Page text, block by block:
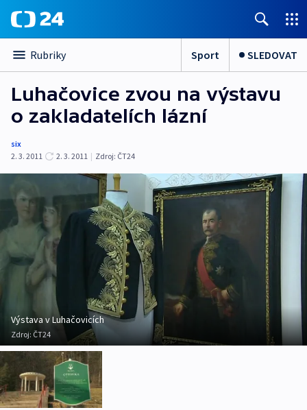
Rubriky Sport SLEDOVAT
Luhačovice zvou na výstavu
o zakladatelích lázní
six
2. 3. 2011
2. 3. 2011 | Zdroj: ČT24
Výstava v Luhačovicích
Zdroj: ČT24